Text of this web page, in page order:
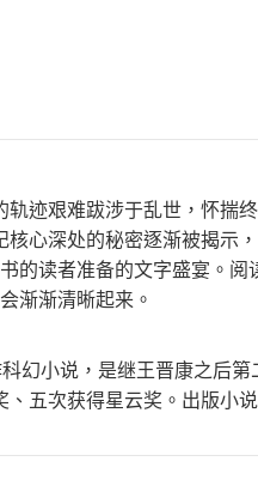
迹艰难跋涉于乱世，怀揣
心深处的秘密逐渐被揭示
的读者准备的文字盛宴。阅
渐渐清晰起来。
幻小说，是继王晋康之后
五次获得星云奖。出版小